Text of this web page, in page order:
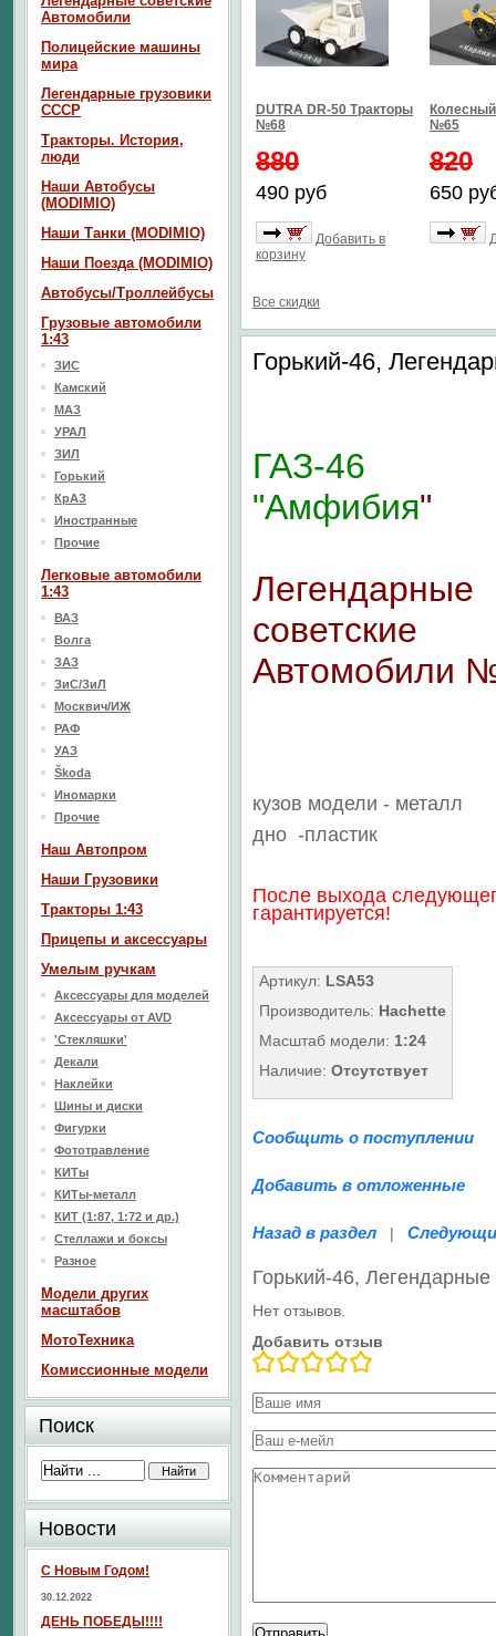
DUTRA DR-50 Тракторы
№68
880
490 руб
Добавить в
корзину
№65
820
650
Все скидки
Горький-46,
ГАЗ-46
"Амфибия"
Легендарные
советские
Автомобили
кузов модели - металл
дно -пластик
После выхода
гарантируется!
Артикул: LSA53
Производитель: Hachette
Масштаб модели: 1:24
Наличие: Отсутствует
Сообщить о поступлении
Добавить в отложенные
Назад в раздел |
Горький-46,
Нет отзывов.
Добавить отзыв
Автомобили
Полицейские машины
мира
Легендарные грузовики
СССР
Тракторы. История,
люди
Наши Автобусы
(MODIMIO)
Наши Танки (MODIMIO)
Наши Поезда (MODIMIO)
Автобусы/Троллейбусы
Грузовые автомобили
1:43
ЗИС
Камский
МАЗ
УРАЛ
ЗИЛ
Горький
КрАЗ
Иностранные
Прочие
Легковые автомобили
1:43
ВАЗ
Волга
ЗАЗ
ЗиС/ЗиЛ
Москвич/ИЖ
РАФ
УАЗ
Škoda
Иномарки
Прочие
Наш Aвтопром
Наши Грузовики
Тракторы 1:43
Прицепы и аксессуары
Умелым ручкам
Аксессуары для моделей
Аксессуары от AVD
'Стекляшки'
Декали
Наклейки
Шины и диски
Фигурки
Фототравление
КИТы
КИТы-металл
КИТ (1:87, 1:72 и др.)
Стеллажи и боксы
Разное
Модели других
масштабов
МотоТехника
Комиссионные модели
Поиск
Новости
С Новым Годом!
30.12.2022
ДЕНЬ ПОБЕДЫ!!!!